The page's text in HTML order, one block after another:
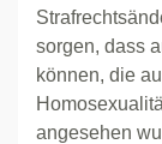
sorgen, dass
können, die
angesehen